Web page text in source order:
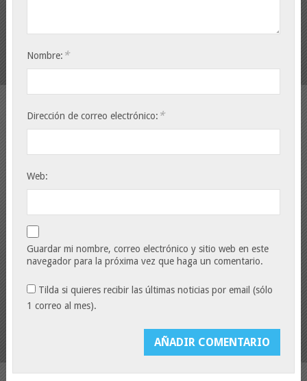
Nombre: *
Dirección de correo electrónico: *
Web:
Guardar mi nombre, correo electrónico y sitio web en este
navegador para la próxima vez que haga un comentario.
Tilda si quieres recibir las últimas noticias por email (sólo
1 correo al mes).